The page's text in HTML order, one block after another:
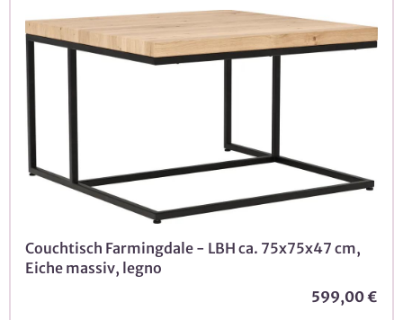
Couchtisch Farmingdale - LBH ca. 75x75x47 cm,
Eiche massiv, legno
599,00 €